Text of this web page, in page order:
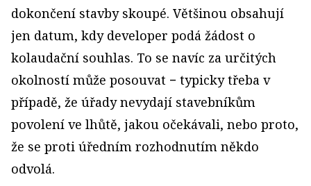
dokončení stavby skoupé. Většinou obsahují
jen datum, kdy developer podá žádost o
kolaudační souhlas. To se navíc za určitých
okolností může posouvat − typicky třeba v
případě, že úřady nevydají stavebníkům
povolení ve lhůtě, jakou očekávali, nebo proto,
že se proti úředním rozhodnutím někdo
odvolá.